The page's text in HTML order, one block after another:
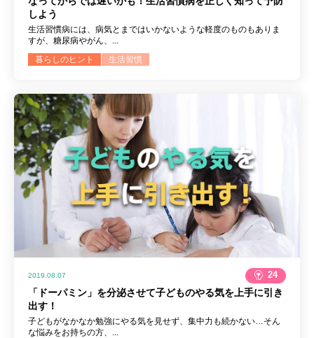
しよう
生活習慣病には、病気とまではいかないような軽度のものもありま
すが、糖尿病やがん、...
暮らしのヒント
生活習慣
2019.08.07 24
「ドーパミン」を分泌させて子どものやる気を上手に引き
出す！
子どもがなかなか勉強にやる気を見せず、集中力も続かない…そん
な悩みをお持ちの方、...